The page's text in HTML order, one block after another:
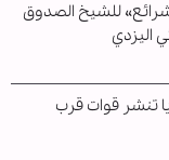
للشيخ الصدوق
اليزدي
تنشر قوات قرب